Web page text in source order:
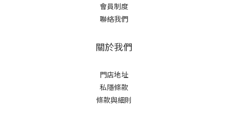
會員制度
聯絡我們
關於我們
門店地址
私隱條款
條款與細則